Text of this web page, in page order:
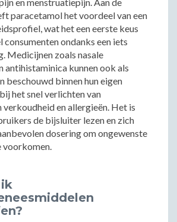
paracetamol het voordeel van een
wat het een eerste keus
ondanks een iets
Medicijnen zoals nasale
antihistaminica kunnen ook als
beschouwd binnen hun eigen
het snel verlichten van
verkoudheid en allergieën. Het is
de bijsluiter lezen en zich
dosering om ongewenste
voorkomen.